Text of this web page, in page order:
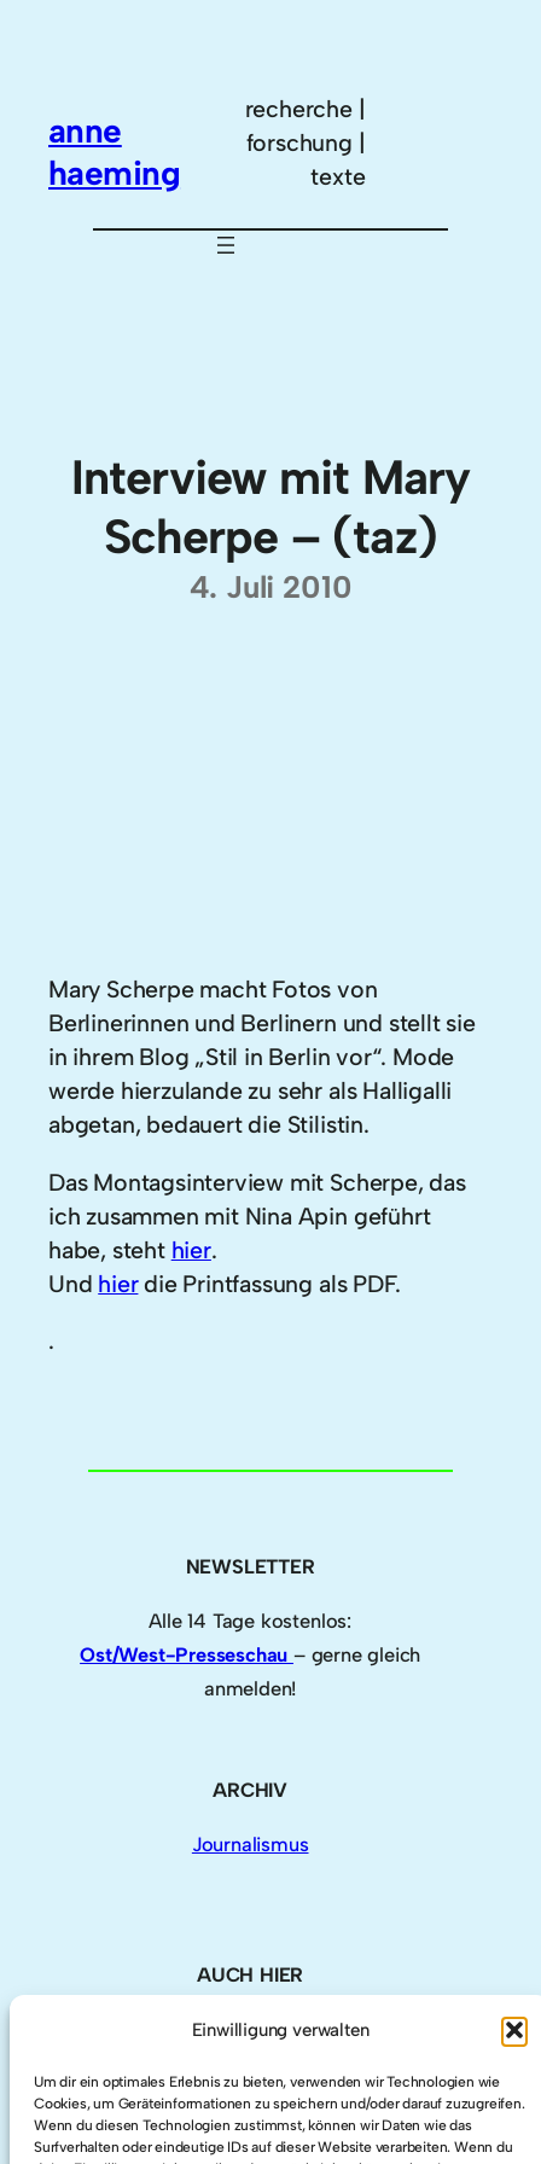
Einwilligung verwalten
Um dir ein optimales Erlebnis zu bieten, verwenden wir Technologien wie
Cookies, um Geräteinformationen zu speichern und/oder darauf zuzugreifen.
Wenn du diesen Technologien zustimmst, können wir Daten wie das
Surfverhalten oder eindeutige IDs auf dieser Website verarbeiten. Wenn du
anne
haeming
recherche |
forschung |
texte
Interview mit Mary
Scherpe – (taz)
4. Juli 2010
Mary Scherpe macht Fotos von
Berlinerinnen und Berlinern und stellt sie
in ihrem Blog „Stil in Berlin vor“. Mode
werde hierzulande zu sehr als Halligalli
abgetan, bedauert die Stilistin.
Das Montagsinterview mit Scherpe, das
ich zusammen mit Nina Apin geführt
habe, steht hier.
Und hierdie Printfassung als PDF.
.
NEWSLETTER
Alle 14 Tage kostenlos:
Ost/West-Presseschau – gerne gleich
anmelden!
ARCHIV
Journalismus
AUCH HIER
Twitter